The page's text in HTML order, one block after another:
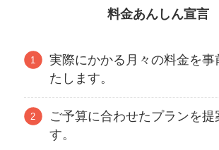
料金あんしん宣言
実際にかかる月々の料金を事
たします。
ご予算に合わせたプランを提
す。